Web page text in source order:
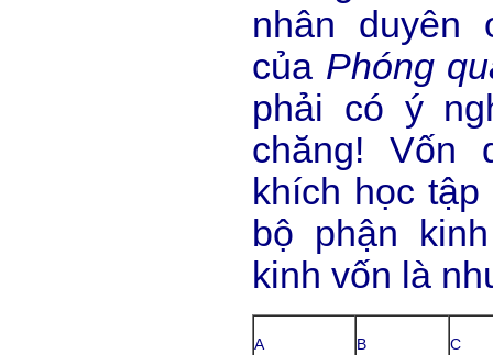
nhân duyên
của Phóng
phải có ý
chăng! Vốn
khích học
bộ phận
kinh vốn là
A B C